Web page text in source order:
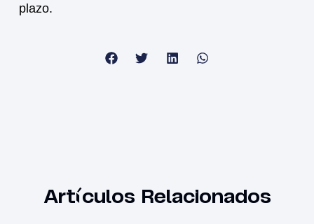
plazo.
Artículos Relacionados